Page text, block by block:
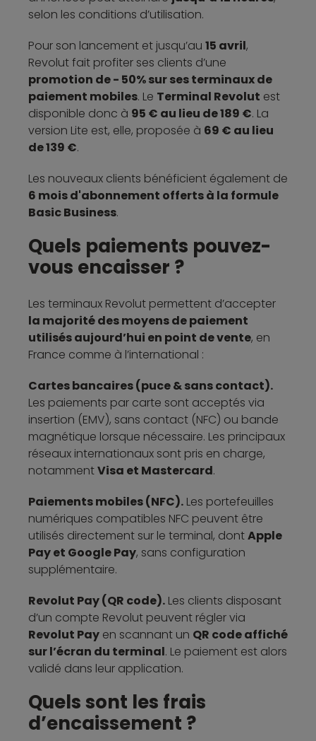
selon les conditions d’utilisation.
Pour son lancement et jusqu’au 15 avril,
Revolut fait profiter ses clients d’une
promotion de - 50% sur ses terminaux de
paiement mobiles. Le Terminal Revolut est
disponible donc à 95 € au lieu de 189 €. La
version Lite est, elle, proposée à 69 € au lieu
de 139 €.
Les nouveaux clients bénéficient également de
6 mois d'abonnement offerts à la formule
Basic Business.
Quels paiements pouvez-
vous encaisser ?
Les terminaux Revolut permettent d’accepter
la majorité des moyens de paiement
utilisés aujourd’hui en point de vente, en
France comme à l’international :
Cartes bancaires (puce & sans contact).
Les paiements par carte sont acceptés via
insertion (EMV), sans contact (NFC) ou bande
magnétique lorsque nécessaire. Les principaux
réseaux internationaux sont pris en charge,
notammentVisa et Mastercard.
Paiements mobiles (NFC). Les portefeuilles
numériques compatibles NFC peuvent être
utilisés directement sur le terminal, dontApple
Pay et Google Pay, sans configuration
supplémentaire.
Revolut Pay (QR code). Les clients disposant
d’un compte Revolut peuvent régler via
Revolut Pay en scannant un QR code affiché
sur l’écran du terminal. Le paiement est alors
validé dans leur application.
Quels sont les frais
d’encaissement ?